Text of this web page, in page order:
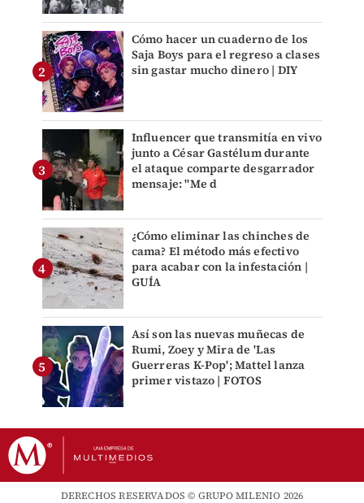
Cómo hacer un cuaderno de los
Saja Boys para el regreso a clases
sin gastar mucho dinero | DIY
Influencer que transmitía en vivo
junto a César Gastélum durante
el ataque comparte desgarrador
mensaje: "Me d
¿Cómo eliminar las chinches de
cama? El método más efectivo
para acabar con la infestación |
GUÍA
Así son las nuevas muñecas de
Rumi, Zoey y Mira de 'Las
Guerreras K-Pop'; Mattel lanza
primer vistazo | FOTOS
DERECHOS RESERVADOS © GRUPO MILENIO 2026